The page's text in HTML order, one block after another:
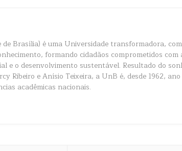
Brasília) é uma Universidade transformadora,
formando cidadãos comprometidos com
e o desenvolvimento sustentável. Resultado do
Ribeiro e Anísio Teixeira, a UnB é, desde 1962,
acadêmicas nacionais.